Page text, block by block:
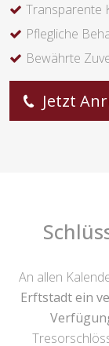
Transparente
Pflegliche
Bewährte
Jetzt
An allen
Erftstadt ein